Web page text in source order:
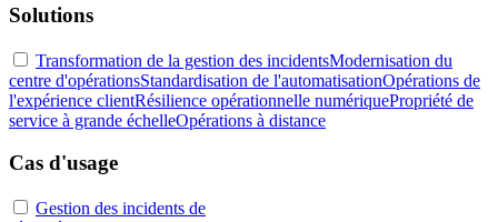
Solutions
Transformation de la gestion des incidentsModernisation du
centre d'opérationsStandardisation de l'automatisationOpérations de
l'expérience clientRésilience opérationnelle numériquePropriété de
service à grande échelleOpérations à distance
Cas d'usage
Gestion des incidents de